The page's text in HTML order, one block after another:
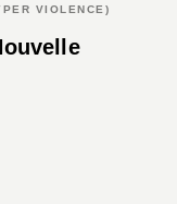
VIOLENCE)